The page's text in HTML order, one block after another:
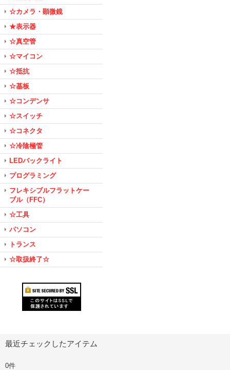
☆カメラ・顕微鏡
★表示器
☆真空管
☆マイコン
☆抵抗
☆基板
☆コンデンサ
☆スイッチ
☆コネクタ
☆冷陰極管
LEDバックライト
プログラミング
フレキシブルフラットケー
ブル（FFC）
☆工具
パソコン
トランス
☆取扱終了☆
最近チェックしたアイテム
0件